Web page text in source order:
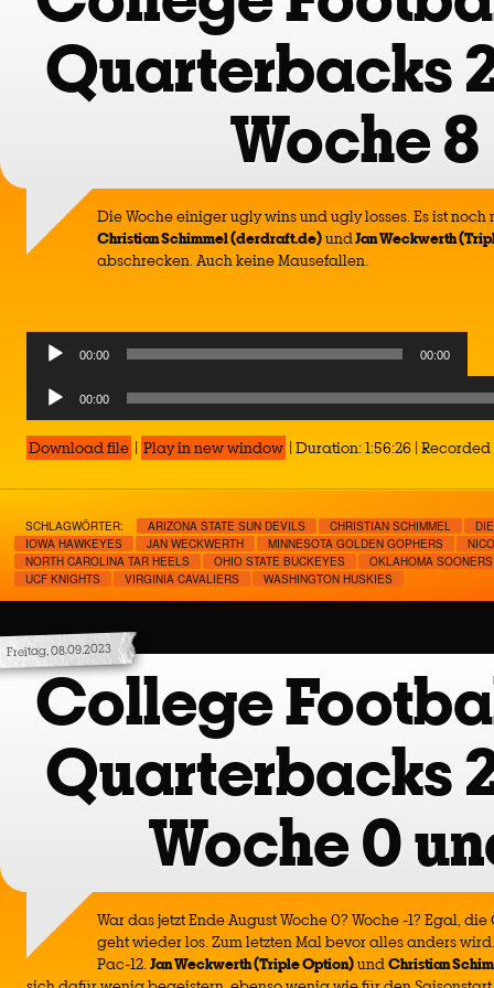
Quarterbacks
Woche 8
Die Woche einiger ugly wins und ugly losses. Es ist
Christian Schimmel (derdraft.de)undJan Weckwerth
abschrecken. Auch keine Mausefallen.
Audio
00:00 00:00
Audio
Player
00:00
Download file | Play in new window | Duration: 1:56:26 | Recorded
SCHLAGWÖRTER: ARIZONA STATE SUN DEVILS CHRISTIAN SCHIMMEL
IOWA HAWKEYES
JAN WECKWERTH MINNESOTA GOLDEN GOPHERS
NORTH CAROLINA TAR HEELS
OHIO STATE BUCKEYES
OKLAHOMA SOONERS
UCF KNIGHTS
VIRGINIA CAVALIERS WASHINGTON HUSKIES
Freitag, 08.09.2023
College
Quarterbacks
Woche 0
War das jetzt Ende August Woche 0? Woche -1? Egal,
geht wieder los. Zum letzten Mal bevor alles anders
Pac-12.Jan Weckwerth (Triple Option)undChristian